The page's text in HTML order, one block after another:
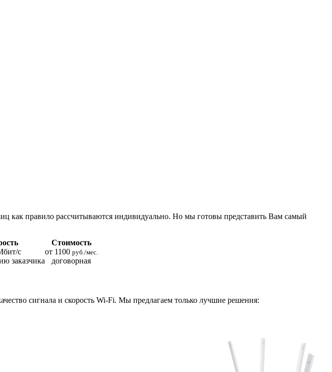
как правило рассчитываются индивидуально. Но мы готовы представить Вам самый
Стоимость
с от 1100 руб./мес.
заказчика договорная
сигнала и скорость Wi-Fi. Мы предлагаем только лучшие решения: